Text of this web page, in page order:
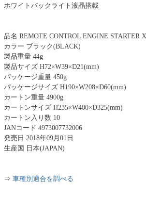
ホワイトバックライト液晶搭載
品名 REMOTE CONTROL ENGINE STARTER
カラー ブラック(BLACK)
製品重量 44g
製品サイズ H72×W39×D21(mm)
パッケージ重量 450g
パッケージサイズ H190×W208×D60(mm)
カートン重量 4900g
カートンサイズ H235×W400×D325(mm)
カートン入り数 10
JANコード 4973007732006
発売日 2018年09月01日
生産国 日本(JAPAN)
⇒ 車種別適合を調べる